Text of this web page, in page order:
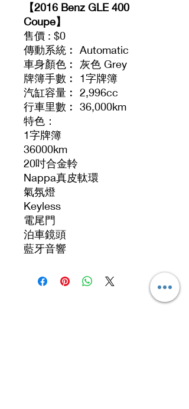
【2016 Benz GLE 400
Coupe】
售價 : $0
傳動系統︰ Automatic
車身顏色︰ 灰色 Grey
牌簿手數︰ 1字牌簿
汽缸容量︰ 2,996cc
行車里數︰ 36,000km
特色：
1字牌簿
36000km
20吋合金軨
Nappa真皮軚環
氣氛燈
Keyless
電尾門
泊車鏡頭
藍牙音響